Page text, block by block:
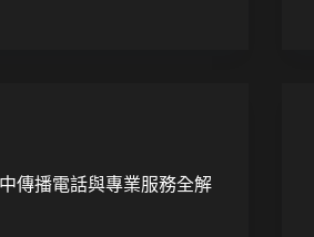
傳播電話與專業服務全解